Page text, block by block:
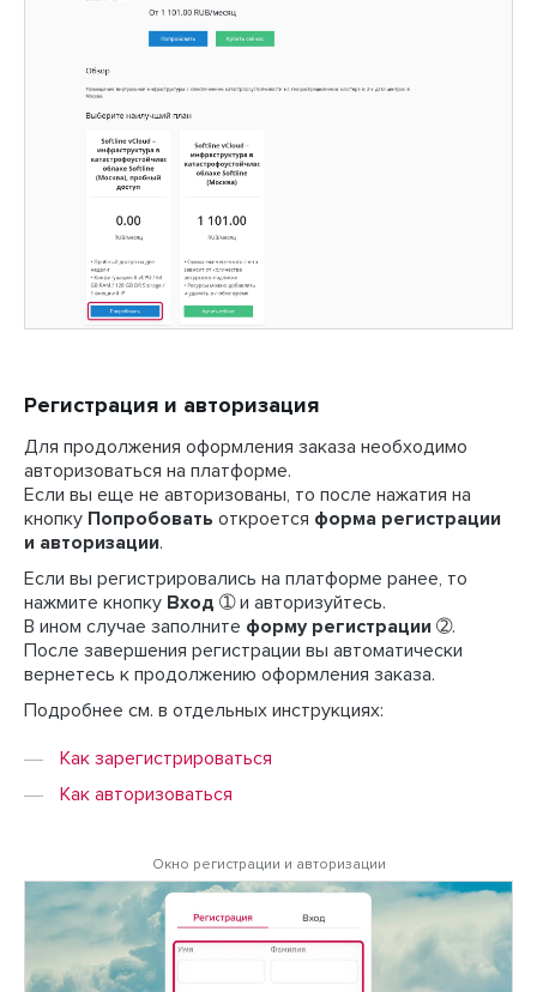
Регистрация и авторизация
Для продолжения оформления заказа необходимо
авторизоваться на платформе.
Если вы еще не авторизованы, то после нажатия на
кнопку Попробовать откроется форма регистрации
и авторизации.
Если вы регистрировались на платформе ранее, то
нажмите кнопку Вход ➀ и авторизуйтесь.
В ином случае заполните форму регистрации ➁.
После завершения регистрации вы автоматически
вернетесь к продолжению оформления заказа.
Подробнее см. в отдельных инструкциях:
Как зарегистрироваться
Как авторизоваться
Окно регистрации и авторизации